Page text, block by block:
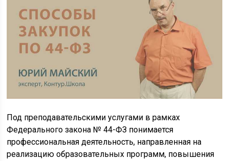
Под преподавательскими услугами в рамках
Федерального закона № 44-ФЗ понимается
профессиональная деятельность, направленная на
реализацию образовательных программ, повышения